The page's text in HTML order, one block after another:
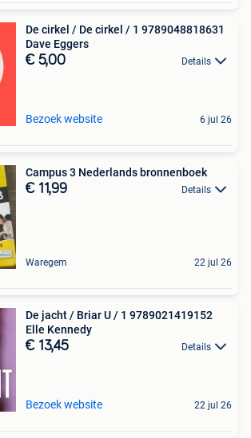
De cirkel / De cirkel / 1 9789048818631
Dave Eggers
€ 5,00 Details
Bezoek website 6 jul 26
Campus 3 Nederlands bronnenboek
€ 11,99 Details
Waregem 22 jul 26
De jacht / Briar U / 1 9789021419152
Elle Kennedy
€ 13,45 Details
Bezoek website 22 jul 26